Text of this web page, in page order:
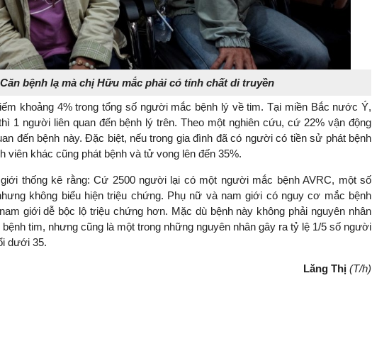
Căn bệnh lạ mà chị Hữu mắc phải có tính chất di truyền
khoảng 4% trong tổng số người mắc bệnh lý về tim. Tại miền Bắc nước Ý,
1 người liên quan đến bệnh lý trên. Theo một nghiên cứu, cứ 22% vận động
đến bệnh này. Đặc biệt, nếu trong gia đình đã có người có tiền sử phát bệnh
viên khác cũng phát bệnh và tử vong lên đến 35%.
thống kê rằng: Cứ 2500 người lại có một người mắc bệnh AVRC, một số
không biểu hiện triệu chứng. Phụ nữ và nam giới có nguy cơ mắc bệnh
giới dễ bộc lộ triệu chứng hơn. Mặc dù bệnh này không phải nguyên nhân
tim, nhưng cũng là một trong những nguyên nhân gây ra tỷ lệ 1/5 số người
dưới 35.
Lăng Thị (T/h)